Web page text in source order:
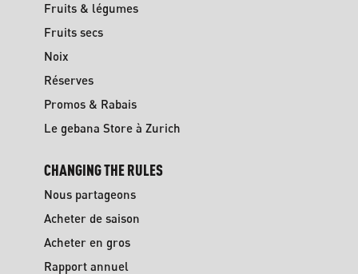
Fruits & légumes
Fruits secs
Noix
Réserves
Promos & Rabais
Le gebana Store à Zurich
CHANGING THE RULES
Nous partageons
Acheter de saison
Acheter en gros
Rapport annuel